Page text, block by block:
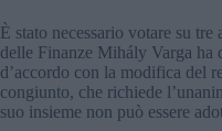
È stato necessario votare su
delle Finanze Mihály Varga ha
d’accordo con la modifica del
congiunto, che richiede
suo insieme non può essere